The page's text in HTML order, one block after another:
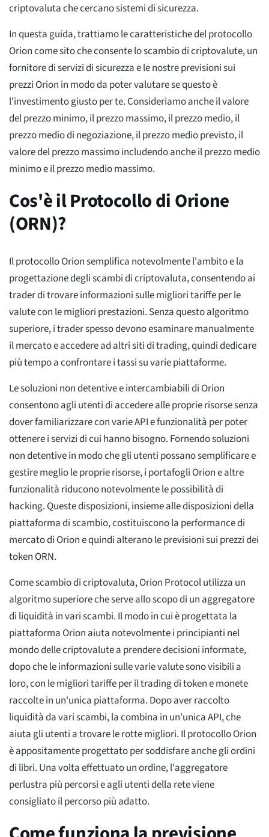
criptovaluta che cercano sistemi di sicurezza.
In questa guida, trattiamo le caratteristiche del protocollo
Orion come sito che consente lo scambio di criptovalute, un
fornitore di servizi di sicurezza e le nostre previsioni sui
prezzi Orion in modo da poter valutare se questo è
l'investimento giusto per te. Consideriamo anche il valore
del prezzo minimo, il prezzo massimo, il prezzo medio, il
prezzo medio di negoziazione, il prezzo medio previsto, il
valore del prezzo massimo includendo anche il prezzo medio
minimo e il prezzo medio massimo.
Cos'è il Protocollo di Orione
(ORN)?
Il protocollo Orion semplifica notevolmente l'ambito e la
progettazione degli scambi di criptovaluta, consentendo ai
trader di trovare informazioni sulle migliori tariffe per le
valute con le migliori prestazioni. Senza questo algoritmo
superiore, i trader spesso devono esaminare manualmente
il mercato e accedere ad altri siti di trading, quindi dedicare
più tempo a confrontare i tassi su varie piattaforme.
Le soluzioni non detentive e intercambiabili di Orion
consentono agli utenti di accedere alle proprie risorse senza
dover familiarizzare con varie API e funzionalità per poter
ottenere i servizi di cui hanno bisogno. Fornendo soluzioni
non detentive in modo che gli utenti possano semplificare e
gestire meglio le proprie risorse, i portafogli Orion e altre
funzionalità riducono notevolmente le possibilità di
hacking. Queste disposizioni, insieme alle disposizioni della
piattaforma di scambio, costituiscono la performance di
mercato di Orion e quindi alterano le previsioni sui prezzi dei
token ORN.
Come scambio di criptovaluta, Orion Protocol utilizza un
algoritmo superiore che serve allo scopo di un aggregatore
di liquidità in vari scambi. Il modo in cui è progettata la
piattaforma Orion aiuta notevolmente i principianti nel
mondo delle criptovalute a prendere decisioni informate,
dopo che le informazioni sulle varie valute sono visibili a
loro, con le migliori tariffe per il trading di token e monete
raccolte in un'unica piattaforma. Dopo aver raccolto
liquidità da vari scambi, la combina in un'unica API, che
aiuta gli utenti a trovare le rotte migliori. Il protocollo Orion
è appositamente progettato per soddisfare anche gli ordini
di libri. Una volta effettuato un ordine, l'aggregatore
perlustra più percorsi e agli utenti della rete viene
consigliato il percorso più adatto.